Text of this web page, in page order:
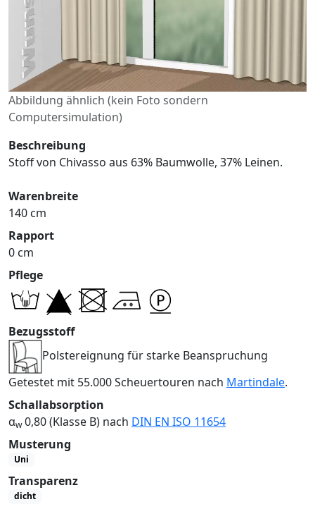
Abbildung ähnlich (kein Foto sondern
Computersimulation)
Beschreibung
Stoff von Chivasso aus 63% Baumwolle, 37% Leinen.
Warenbreite
140 cm
Rapport
0 cm
Pflege
Bezugsstoff
Polstereignung für starke Beanspruchung
Getestet mit 55.000 Scheuertouren nach Martindale.
Schallabsorption
αw0,80 (Klasse B) nach DIN EN ISO 11654
Musterung
Uni
Transparenz
dicht